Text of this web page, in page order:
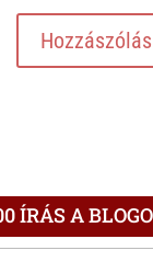
ÍRÁS A